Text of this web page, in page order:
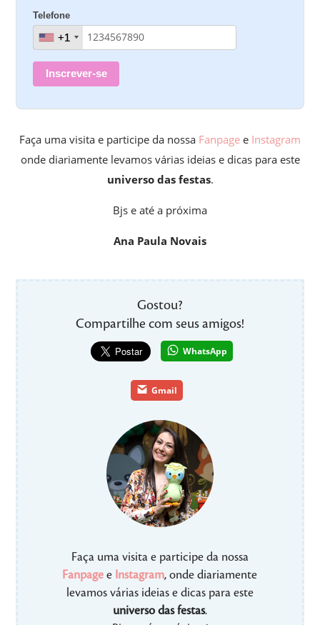
Telefone
+1
+1
Inscrever-se
Faça uma visita e participe da nossa Fanpage e Instagram
onde diariamente levamos várias ideias e dicas para este
universo das festas.
Bjs e até a próxima
Ana Paula Novais
Gostou?
Compartilhe com seus amigos!
WhatsApp
Gmail
Faça uma visita e participe da nossa
Fanpage e Instagram, onde diariamente
levamos várias ideias e dicas para este
universo das festas.